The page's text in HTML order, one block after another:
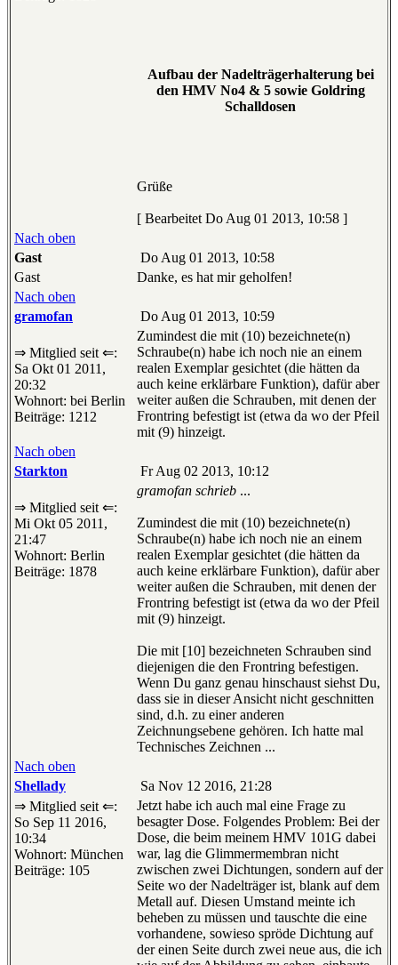
Aufbau der Nadelträgerhalterung bei
den HMV No4 & 5 sowie Goldring
Schalldosen
Grüße
[ Bearbeitet Do Aug 01 2013, 10:58 ]
Nach oben
Gast
Do Aug 01 2013, 10:58
Gast
Danke, es hat mir geholfen!
Nach oben
gramofan
Do Aug 01 2013, 10:59
⇒ Mitglied seit ⇐:
Sa Okt 01 2011,
20:32
Wohnort: bei Berlin
Beiträge: 1212
Zumindest die mit (10) bezeichnete(n)
Schraube(n) habe ich noch nie an einem
realen Exemplar gesichtet (die hätten da
auch keine erklärbare Funktion), dafür aber
weiter außen die Schrauben, mit denen der
Frontring befestigt ist (etwa da wo der Pfeil
mit (9) hinzeigt.
Nach oben
Starkton
Fr Aug 02 2013, 10:12
⇒ Mitglied seit ⇐:
Mi Okt 05 2011,
21:47
Wohnort: Berlin
Beiträge: 1878
gramofan schrieb ...
Zumindest die mit (10) bezeichnete(n)
Schraube(n) habe ich noch nie an einem
realen Exemplar gesichtet (die hätten da
auch keine erklärbare Funktion), dafür aber
weiter außen die Schrauben, mit denen der
Frontring befestigt ist (etwa da wo der Pfeil
mit (9) hinzeigt.
Die mit [10] bezeichneten Schrauben sind
diejenigen die den Frontring befestigen.
Wenn Du ganz genau hinschaust siehst Du,
dass sie in dieser Ansicht nicht geschnitten
sind, d.h. zu einer anderen
Zeichnungsebene gehören. Ich hatte mal
Technisches Zeichnen ...
Nach oben
Shellady
Sa Nov 12 2016, 21:28
⇒ Mitglied seit ⇐:
So Sep 11 2016,
10:34
Wohnort: München
Beiträge: 105
Jetzt habe ich auch mal eine Frage zu
besagter Dose. Folgendes Problem: Bei der
Dose, die beim meinem HMV 101G dabei
war, lag die Glimmermembran nicht
zwischen zwei Dichtungen, sondern auf der
Seite wo der Nadelträger ist, blank auf dem
Metall auf. Diesen Umstand meinte ich
beheben zu müssen und tauschte die eine
vorhandene, sowieso spröde Dichtung auf
der einen Seite durch zwei neue aus, die ich